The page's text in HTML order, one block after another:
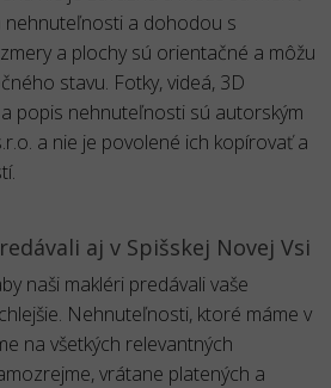
a dohodou s
a plochy sú orientačné a môžu
stavu. Fotky, videá, 3D
popis nehnuteľnosti sú autorským
a nie je povolené ich kopírovať a
aj v Spišskej Novej Vsi
naši makléri predávali vaše
Nehnuteľnosti, ktoré máme v
na všetkých relevantných
vrátane platených a